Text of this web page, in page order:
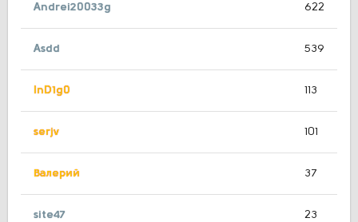
Andrei20033g 622
Asdd 539
InD1g0 113
serjv 101
Валерий 37
site47 23